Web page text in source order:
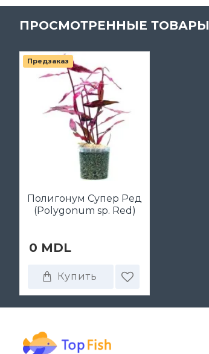
ПРОСМОТРЕННЫЕ ТОВАРЫ
Предзаказ
Полигонум Супер Ред
(Polygonum sp. Red)
0 MDL
Купить